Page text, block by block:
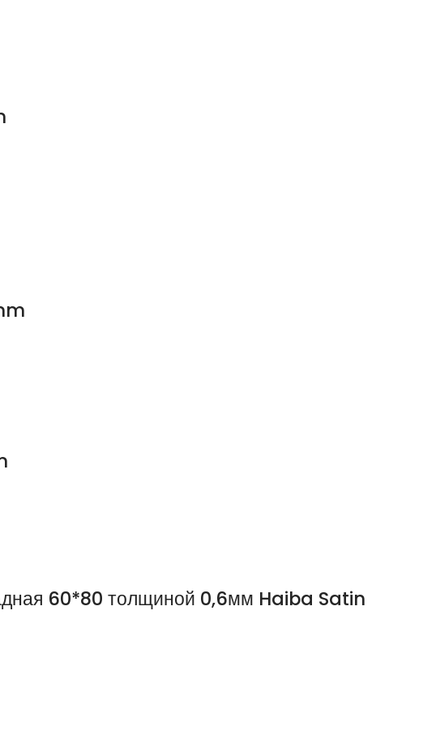
60*80 толщиной 0,6мм Haiba Satin